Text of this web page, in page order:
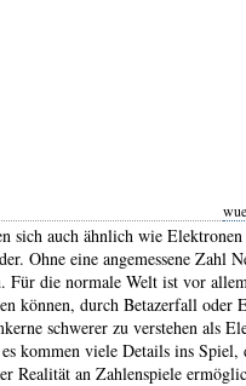
sich auch ähnlich wie
Ohne eine angemes­sene Zahl
Für die normale Welt ist vor
können, durch Beta­zerfall oder
schwerer zu verstehen als
kommen viele Details ins
Realität an Zahlen­spiele